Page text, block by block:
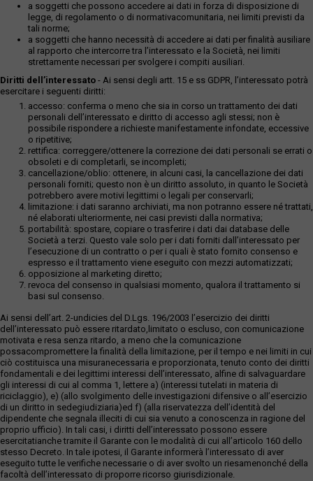
a soggetti che possono accedere ai dati in forza di disposizione di
legge, di regolamento o di normativacomunitaria, nei limiti previsti da
tali norme;
a soggetti che hanno necessità di accedere ai dati per finalità ausiliare
al rapporto che intercorre tra l’interessato e la Società, nei limiti
strettamente necessari per svolgere i compiti ausiliari.
Diritti dell’interessato - Ai sensi degli artt. 15 e ss GDPR, l’interessato potrà
esercitare i seguenti diritti:
accesso: conferma o meno che sia in corso un trattamento dei dati
personali dell’interessato e diritto di accesso agli stessi; non è
possibile rispondere a richieste manifestamente infondate, eccessive
o ripetitive;
rettifica: correggere/ottenere la correzione dei dati personali se errati o
obsoleti e di completarli, se incompleti;
cancellazione/oblio: ottenere, in alcuni casi, la cancellazione dei dati
personali forniti; questo non è un diritto assoluto, in quanto le Società
potrebbero avere motivi legittimi o legali per conservarli;
limitazione: i dati saranno archiviati, ma non potranno essere né trattati,
né elaborati ulteriormente, nei casi previsti dalla normativa;
portabilità: spostare, copiare o trasferire i dati dai database delle
Società a terzi. Questo vale solo per i dati forniti dall’interessato per
l’esecuzione di un contratto o per i quali è stato fornito consenso e
espresso e il trattamento viene eseguito con mezzi automatizzati;
opposizione al marketing diretto;
revoca del consenso in qualsiasi momento, qualora il trattamento si
basi sul consenso.
Ai sensi dell’art. 2-undicies del D.Lgs. 196/2003 l’esercizio dei diritti
dell’interessato può essere ritardato,limitato o escluso, con comunicazione
motivata e resa senza ritardo, a meno che la comunicazione
possacompromettere la finalità della limitazione, per il tempo e nei limiti in cui
ciò costituisca una misuranecessaria e proporzionata, tenuto conto dei diritti
fondamentali e dei legittimi interessi dell’interessato, alfine di salvaguardare
gli interessi di cui al comma 1, lettere a) (interessi tutelati in materia di
riciclaggio), e) (allo svolgimento delle investigazioni difensive o all’esercizio
di un diritto in sedegiudiziaria)ed f) (alla riservatezza dell’identità del
dipendente che segnala illeciti di cui sia venuto a conoscenza in ragione del
proprio ufficio). In tali casi, i diritti dell’interessato possono essere
esercitatianche tramite il Garante con le modalità di cui all’articolo 160 dello
stesso Decreto. In tale ipotesi, il Garante informerà l’interessato di aver
eseguito tutte le verifiche necessarie o di aver svolto un riesamenonché della
facoltà dell’interessato di proporre ricorso giurisdizionale.